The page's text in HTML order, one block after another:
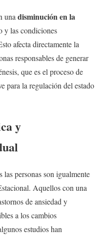
unadisminución en la
y las condiciones
afecta directamente la
responsables de generar
que es el proceso de
para la regulación del estado
y
las personas son igualmente
Aquellos con una
de ansiedad y
a los cambios
estudios han